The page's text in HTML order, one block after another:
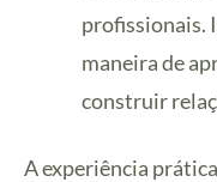
profissionais.
maneira de
construir
A experiência